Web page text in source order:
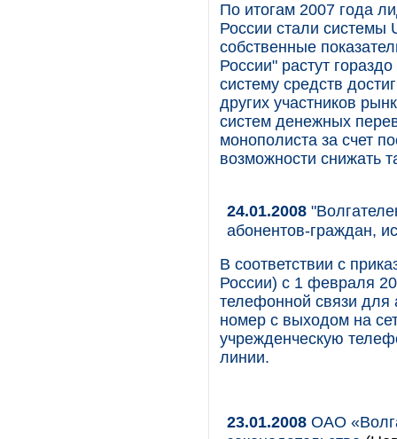
По итогам 2007 года
России стали системы
собственные
России" растут
систему средств
других участников
систем денежных
монополиста за счет
возможности снижать
24.01.2008
абонентов-граждан,
В соответствии с
России) с 1 февраля
телефонной связи
номер с выходом на
учрежденческую
линии.
23.01.2008 ОАО